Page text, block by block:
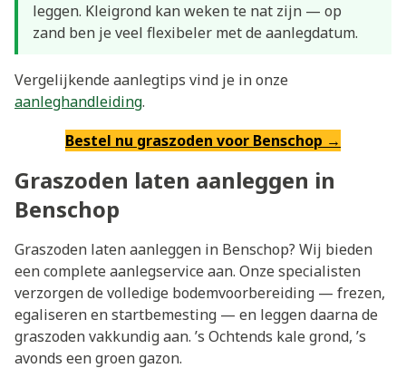
leggen. Kleigrond kan weken te nat zijn — op
zand ben je veel flexibeler met de aanlegdatum.
Vergelijkende aanlegtips vind je in onze
aanleghandleiding.
Bestel nu graszoden voor Benschop →
Graszoden laten aanleggen in
Benschop
Graszoden laten aanleggen in Benschop? Wij bieden
een complete aanlegservice aan. Onze specialisten
verzorgen de volledige bodemvoorbereiding — frezen,
egaliseren en startbemesting — en leggen daarna de
graszoden vakkundig aan. ’s Ochtends kale grond, ’s
avonds een groen gazon.